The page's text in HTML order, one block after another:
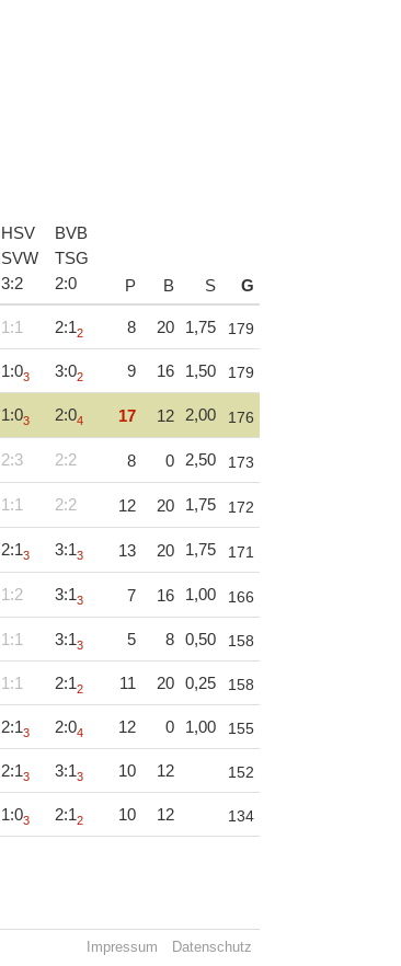
HSV
SVW
3:2
BVB
TSG
2:0 P B S G
1:1 2:12 8 20 1,75 179
1:03 3:02 9 16 1,50 179
1:03 2:04 17 12 2,00 176
2:3 2:2 8 0 2,50 173
1:1 2:2 12 20 1,75 172
2:13 3:13 13 20 1,75 171
1:2 3:13 7 16 1,00 166
1:1 3:13 5 8 0,50 158
1:1 2:12 11 20 0,25 158
2:13 2:04 12 0 1,00 155
2:13 3:13 10 12 152
1:03 2:12 10 12 134
Impressum Datenschutz